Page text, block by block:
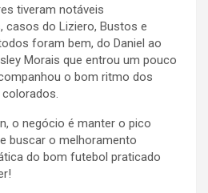
tiveram notáveis
casos do Liziero, Bustos e
foram bem, do Daniel ao
Morais que entrou um pouco
o bom ritmo dos
o negócio é manter o pico
buscar o melhoramento
do bom futebol praticado